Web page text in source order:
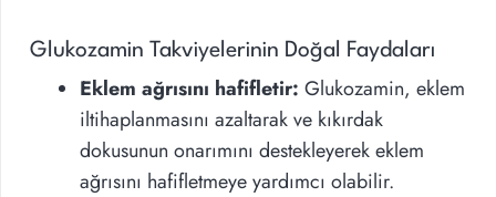
Glukozamin Takviyelerinin Doğal Faydaları
Eklem ağrısını hafifletir: Glukozamin, eklem
iltihaplanmasını azaltarak ve kıkırdak
dokusunun onarımını destekleyerek eklem
ağrısını hafifletmeye yardımcı olabilir.